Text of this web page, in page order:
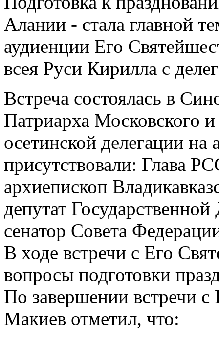
Алании - стала главной
аудиенции Его
всея Руси Кирилла с
Встреча состоялась в
Патриарха Московского
осетинской делегации на
присутствовали: Глава
архиепископ
депутат
сенатор Совета
В ходе встречи с Его
вопросы подготовки
По завершении встречи
Макиев отметил, что: